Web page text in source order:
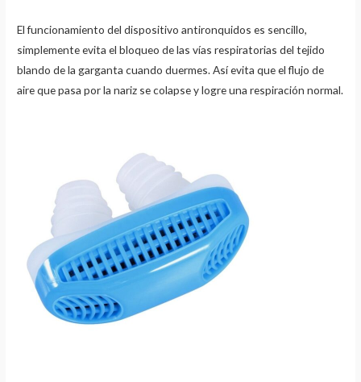
El funcionamiento del dispositivo antironquidos es sencillo,
simplemente evita el bloqueo de las vías respiratorias del tejido
blando de la garganta cuando duermes. Así evita que el flujo de
aire que pasa por la nariz se colapse y logre una respiración normal.